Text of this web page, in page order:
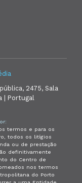
2475, Sala
| Portugal
termos e para os
todos os litígios
ou de prestação
definitivamente
do Centro de
nos termos
do Porto